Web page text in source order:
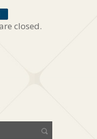
t
closed.